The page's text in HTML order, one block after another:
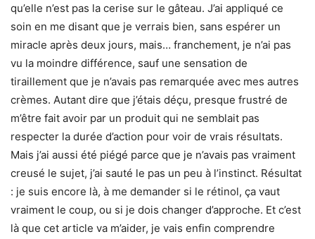
qu’elle n’est pas la cerise sur le gâteau. J’ai appliqué ce
soin en me disant que je verrais bien, sans espérer un
miracle après deux jours, mais… franchement, je n’ai pas
vu la moindre différence, sauf une sensation de
tiraillement que je n’avais pas remarquée avec mes autres
crèmes. Autant dire que j’étais déçu, presque frustré de
m’être fait avoir par un produit qui ne semblait pas
respecter la durée d’action pour voir de vrais résultats.
Mais j’ai aussi été piégé parce que je n’avais pas vraiment
creusé le sujet, j’ai sauté le pas un peu à l’instinct. Résultat
: je suis encore là, à me demander si le rétinol, ça vaut
vraiment le coup, ou si je dois changer d’approche. Et c’est
là que cet article va m’aider, je vais enfin comprendre